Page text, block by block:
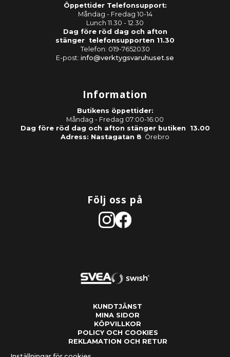
Öppettider Telefonsupport:
Måndag - Fredag 10-14
Lunch 11.30 - 12.30
Dag före röd dag och afton
stänger telefonsupporten 11.30
Telefon: 019-7652030
E-post: info@verktygsvaruhuset.se
Information
Butikens öppettider:
Måndag - Fredag 07:00-16:00
Dag före röd dag och afton stänger butiken 13.00
Adress: Nastagatan 8 Örebro
Följ oss på
KUNDTJÄNST
MINA SIDOR
KÖPVILLKOR
POLICY OCH COOKIES
REKLAMATION OCH RETUR